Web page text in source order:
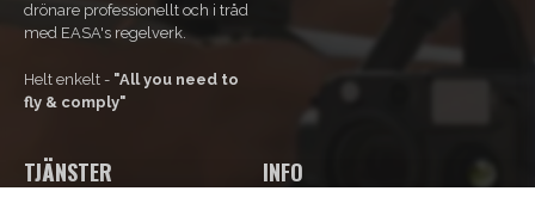
drönare professionellt och i tråd
med EASA's regelverk.
Helt enkelt - "All you need to
fly & comply"
TJÄNSTER INFO